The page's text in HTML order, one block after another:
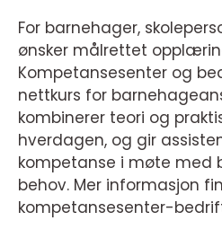
For barnehager,
ønsker målrettet
Kompetansesenter og
nettkurs for
kombinerer teori og
hverdagen, og gir
kompetanse i møte med
behov. Mer informasjon
kompetansesenter-